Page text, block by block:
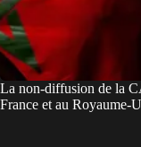
La non-diffusion de la
France et au Royaume-